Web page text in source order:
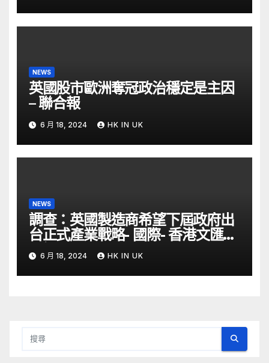
NEWS
英國股市歐洲奪冠政治穩定是主因
– 聯合報
6 月 18, 2024 HK IN UK
NEWS
調查：英國製造商希望下屆政府出
台正式產業戰略- 國際- 香港文匯網
– 文匯報
6 月 18, 2024 HK IN UK